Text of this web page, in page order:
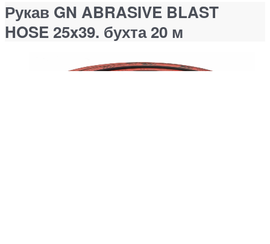
Рукав GN ABRASIVE BLAST
HOSE 25x39. бухта 20 м